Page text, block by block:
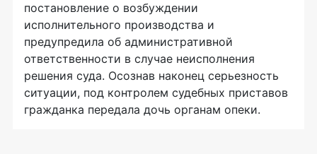
постановление о возбуждении
исполнительного производства и
предупредила об административной
ответственности в случае неисполнения
решения суда. Осознав наконец серьезность
ситуации, под контролем судебных приставов
гражданка передала дочь органам опеки.